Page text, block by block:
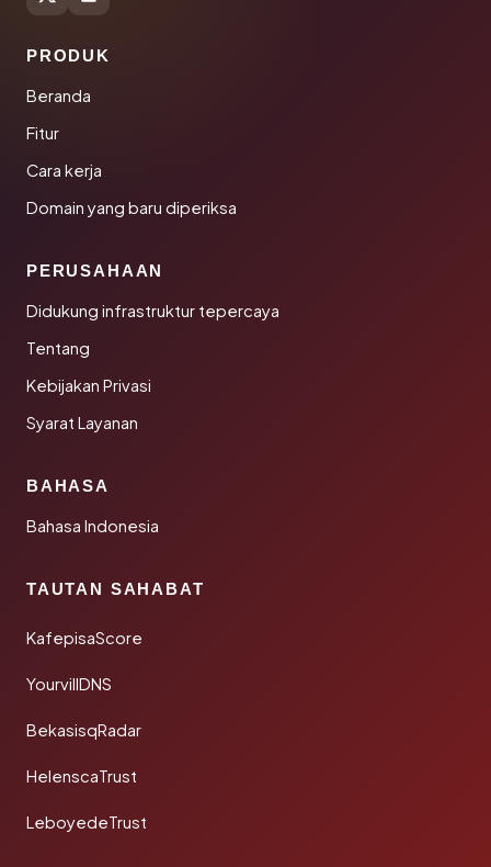
PRODUK
Beranda
Fitur
Cara kerja
Domain yang baru diperiksa
PERUSAHAAN
Didukung infrastruktur tepercaya
Tentang
Kebijakan Privasi
Syarat Layanan
BAHASA
Bahasa Indonesia
TAUTAN SAHABAT
KafepisaScore
YourvillDNS
BekasisqRadar
HelenscaTrust
LeboyedeTrust